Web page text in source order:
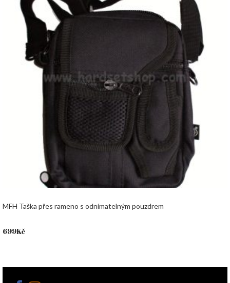
MFH Taška přes rameno s odnímatelným pouzdrem
699Kč